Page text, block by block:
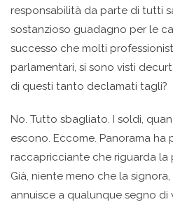
responsabilità da parte di tutti
sostanzioso guadagno per le
successo che molti
parlamentari, si sono visti
di questi tanto declamati tagli?
No. Tutto sbagliato. I soldi,
escono. Eccome. Panorama
raccapricciante che riguarda la
Già, niente meno che la
annuisce a qualunque segno di